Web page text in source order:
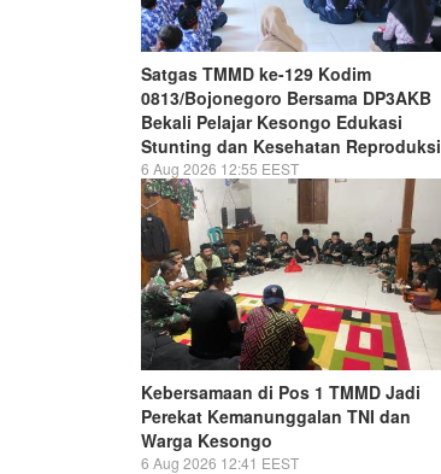
Satgas TMMD ke-129 Kodim
0813/Bojonegoro Bersama DP3AKB
Bekali Pelajar Kesongo Edukasi
Stunting dan Kesehatan Reproduksi
6 Aug 2026 12:55 EEST
Kebersamaan di Pos 1 TMMD Jadi
Perekat Kemanunggalan TNI dan
Warga Kesongo
6 Aug 2026 12:41 EEST